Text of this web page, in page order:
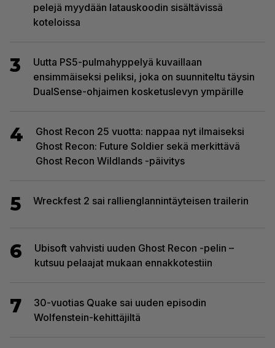
pelejä myydään latauskoodin sisältävissä
koteloissa
3
Uutta PS5-pulmahyppelyä kuvaillaan
ensimmäiseksi peliksi, joka on suunniteltu täysin
DualSense-ohjaimen kosketuslevyn ympärille
4
Ghost Recon 25 vuotta: nappaa nyt ilmaiseksi
Ghost Recon: Future Soldier sekä merkittävä
Ghost Recon Wildlands -päivitys
5 Wreckfest 2 sai rallienglannintäyteisen trailerin
6
Ubisoft vahvisti uuden Ghost Recon -pelin –
kutsuu pelaajat mukaan ennakkotestiin
7
30-vuotias Quake sai uuden episodin
Wolfenstein-kehittäjiltä